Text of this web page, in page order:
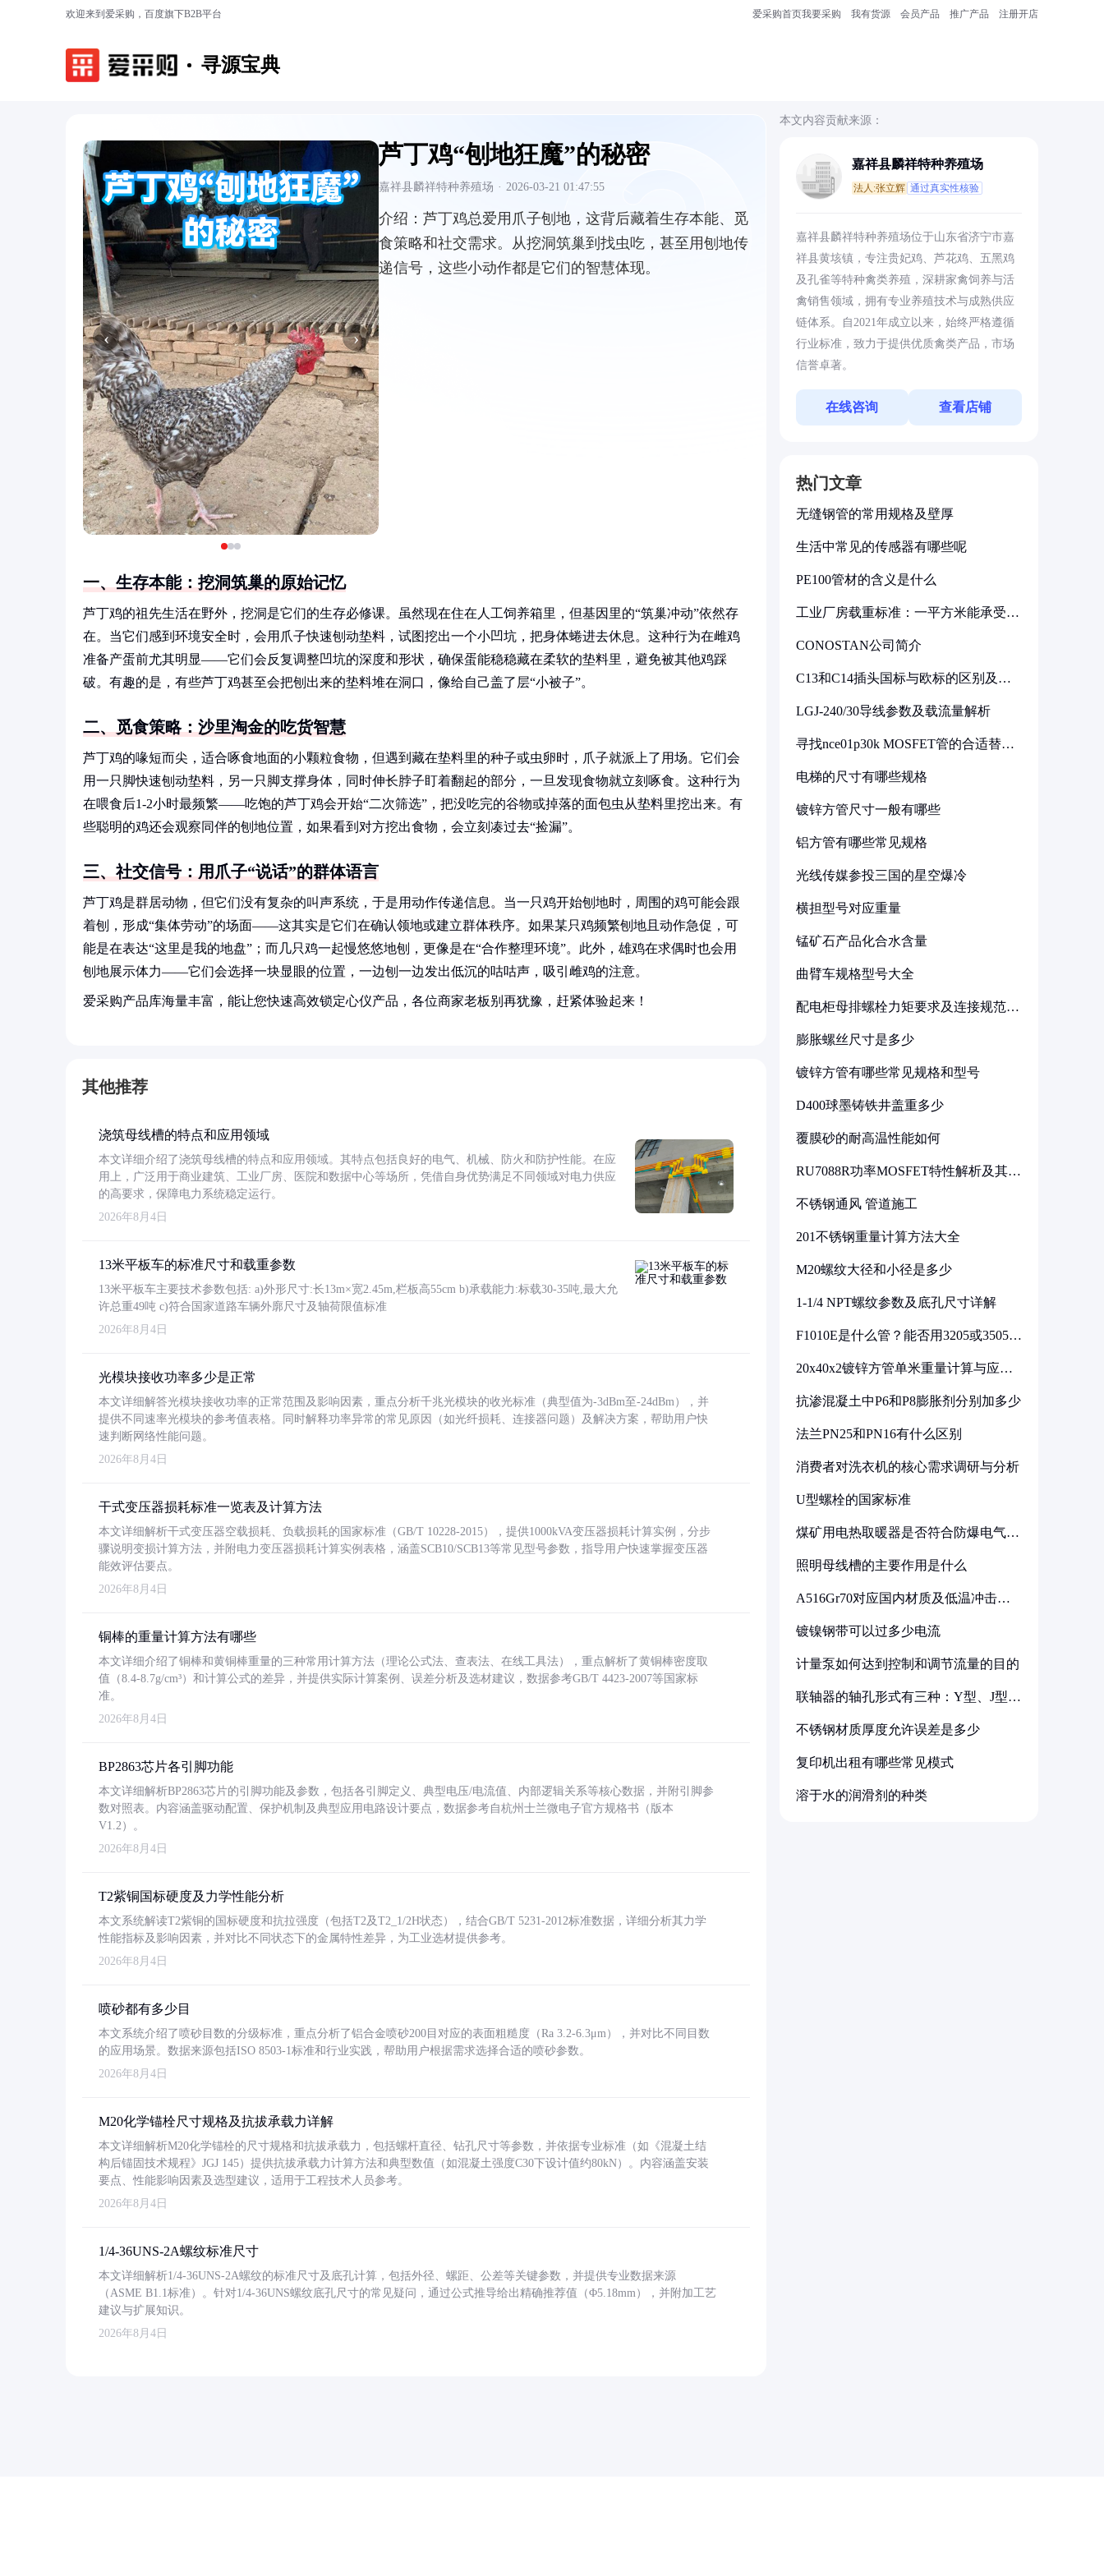
欢迎来到爱采购，百度旗下B2B平台 爱采购首页我要采购 我有货源 会员产品 推广产品 注册开店
寻源宝典
‹ ›
芦丁鸡“刨地狂魔”的秘密
嘉祥县麟祥特种养殖场 · 2026-03-21 01:47:55
介绍： 芦丁鸡总爱用爪子刨地，这背后藏着生存本能、觅
食策略和社交需求。从挖洞筑巢到找虫吃，甚至用刨地传
递信号，这些小动作都是它们的智慧体现。
一、生存本能：挖洞筑巢的原始记忆
芦丁鸡的祖先生活在野外，挖洞是它们的生存必修课。虽然现在住在人工饲养箱里，但基因里的“筑巢冲动”依然存
在。当它们感到环境安全时，会用爪子快速刨动垫料，试图挖出一个小凹坑，把身体蜷进去休息。这种行为在雌鸡
准备产蛋前尤其明显——它们会反复调整凹坑的深度和形状，确保蛋能稳稳藏在柔软的垫料里，避免被其他鸡踩
破。有趣的是，有些芦丁鸡甚至会把刨出来的垫料堆在洞口，像给自己盖了层“小被子”。
二、觅食策略：沙里淘金的吃货智慧
芦丁鸡的喙短而尖，适合啄食地面的小颗粒食物，但遇到藏在垫料里的种子或虫卵时，爪子就派上了用场。它们会
用一只脚快速刨动垫料，另一只脚支撑身体，同时伸长脖子盯着翻起的部分，一旦发现食物就立刻啄食。这种行为
在喂食后1-2小时最频繁——吃饱的芦丁鸡会开始“二次筛选”，把没吃完的谷物或掉落的面包虫从垫料里挖出来。有
些聪明的鸡还会观察同伴的刨地位置，如果看到对方挖出食物，会立刻凑过去“捡漏”。
三、社交信号：用爪子“说话”的群体语言
芦丁鸡是群居动物，但它们没有复杂的叫声系统，于是用动作传递信息。当一只鸡开始刨地时，周围的鸡可能会跟
着刨，形成“集体劳动”的场面——这其实是它们在确认领地或建立群体秩序。如果某只鸡频繁刨地且动作急促，可
能是在表达“这里是我的地盘”；而几只鸡一起慢悠悠地刨，更像是在“合作整理环境”。此外，雄鸡在求偶时也会用
刨地展示体力——它们会选择一块显眼的位置，一边刨一边发出低沉的咕咕声，吸引雌鸡的注意。
爱采购产品库海量丰富，能让您快速高效锁定心仪产品，各位商家老板别再犹豫，赶紧体验起来！
其他推荐
浇筑母线槽的特点和应用领域
本文详细介绍了浇筑母线槽的特点和应用领域。其特点包括良好的电气、机械、防火和防护性能。在应
用上，广泛用于商业建筑、工业厂房、医院和数据中心等场所，凭借自身优势满足不同领域对电力供应
的高要求，保障电力系统稳定运行。
2026年8月4日
13米平板车的标准尺寸和载重参数
13米平板车主要技术参数包括: a)外形尺寸:长13m×宽2.45m,栏板高55cm b)承载能力:标载30-35吨,最大允
许总重49吨 c)符合国家道路车辆外廓尺寸及轴荷限值标准
2026年8月4日
光模块接收功率多少是正常
本文详细解答光模块接收功率的正常范围及影响因素，重点分析千兆光模块的收光标准（典型值为-3dBm至-24dBm），并
提供不同速率光模块的参考值表格。同时解释功率异常的常见原因（如光纤损耗、连接器问题）及解决方案，帮助用户快
速判断网络性能问题。
2026年8月4日
干式变压器损耗标准一览表及计算方法
本文详细解析干式变压器空载损耗、负载损耗的国家标准（GB/T 10228-2015），提供1000kVA变压器损耗计算实例，分步
骤说明变损计算方法，并附电力变压器损耗计算实例表格，涵盖SCB10/SCB13等常见型号参数，指导用户快速掌握变压器
能效评估要点。
2026年8月4日
铜棒的重量计算方法有哪些
本文详细介绍了铜棒和黄铜棒重量的三种常用计算方法（理论公式法、查表法、在线工具法），重点解析了黄铜棒密度取
值（8.4-8.7g/cm³）和计算公式的差异，并提供实际计算案例、误差分析及选材建议，数据参考GB/T 4423-2007等国家标
准。
2026年8月4日
BP2863芯片各引脚功能
本文详细解析BP2863芯片的引脚功能及参数，包括各引脚定义、典型电压/电流值、内部逻辑关系等核心数据，并附引脚参
数对照表。内容涵盖驱动配置、保护机制及典型应用电路设计要点，数据参考自杭州士兰微电子官方规格书（版本
V1.2）。
2026年8月4日
T2紫铜国标硬度及力学性能分析
本文系统解读T2紫铜的国标硬度和抗拉强度（包括T2及T2_1/2H状态），结合GB/T 5231-2012标准数据，详细分析其力学
性能指标及影响因素，并对比不同状态下的金属特性差异，为工业选材提供参考。
2026年8月4日
喷砂都有多少目
本文系统介绍了喷砂目数的分级标准，重点分析了铝合金喷砂200目对应的表面粗糙度（Ra 3.2-6.3μm），并对比不同目数
的应用场景。数据来源包括ISO 8503-1标准和行业实践，帮助用户根据需求选择合适的喷砂参数。
2026年8月4日
M20化学锚栓尺寸规格及抗拔承载力详解
本文详细解析M20化学锚栓的尺寸规格和抗拔承载力，包括螺杆直径、钻孔尺寸等参数，并依据专业标准（如《混凝土结
构后锚固技术规程》JGJ 145）提供抗拔承载力计算方法和典型数值（如混凝土强度C30下设计值约80kN）。内容涵盖安装
要点、性能影响因素及选型建议，适用于工程技术人员参考。
2026年8月4日
1/4-36UNS-2A螺纹标准尺寸
本文详细解析1/4-36UNS-2A螺纹的标准尺寸及底孔计算，包括外径、螺距、公差等关键参数，并提供专业数据来源
（ASME B1.1标准）。针对1/4-36UNS螺纹底孔尺寸的常见疑问，通过公式推导给出精确推荐值（Φ5.18mm），并附加工艺
建议与扩展知识。
2026年8月4日
本文内容贡献来源：
嘉祥县麟祥特种养殖场
法人:张立辉 通过真实性核验
嘉祥县麟祥特种养殖场位于山东省济宁市嘉
祥县黄垓镇，专注贵妃鸡、芦花鸡、五黑鸡
及孔雀等特种禽类养殖，深耕家禽饲养与活
禽销售领域，拥有专业养殖技术与成熟供应
链体系。自2021年成立以来，始终严格遵循
行业标准，致力于提供优质禽类产品，市场
信誉卓著。
在线咨询 查看店铺
热门文章
无缝钢管的常用规格及壁厚
生活中常见的传感器有哪些呢
PE100管材的含义是什么
工业厂房载重标准：一平方米能承受多
CONOSTAN公司简介
C13和C14插头国标与欧标的区别及其
LGJ-240/30导线参数及载流量解析
寻找nce01p30k MOSFET管的合适替代
电梯的尺寸有哪些规格
镀锌方管尺寸一般有哪些
铝方管有哪些常见规格
光线传媒参投三国的星空爆冷
横担型号对应重量
锰矿石产品化合水含量
曲臂车规格型号大全
配电柜母排螺栓力矩要求及连接规范详
膨胀螺丝尺寸是多少
镀锌方管有哪些常见规格和型号
D400球墨铸铁井盖重多少
覆膜砂的耐高温性能如何
RU7088R功率MOSFET特性解析及其在
不锈钢通风 管道施工
201不锈钢重量计算方法大全
M20螺纹大径和小径是多少
1-1/4 NPT螺纹参数及底孔尺寸详解
F1010E是什么管？能否用3205或3505代
20x40x2镀锌方管单米重量计算与应用
抗渗混凝土中P6和P8膨胀剂分别加多少
法兰PN25和PN16有什么区别
消费者对洗衣机的核心需求调研与分析
U型螺栓的国家标准
煤矿用电热取暖器是否符合防爆电气设
照明母线槽的主要作用是什么
A516Gr70对应国内材质及低温冲击要
镀镍钢带可以过多少电流
计量泵如何达到控制和调节流量的目的
联轴器的轴孔形式有三种：Y型、J型、
不锈钢材质厚度允许误差是多少
复印机出租有哪些常见模式
溶于水的润滑剂的种类